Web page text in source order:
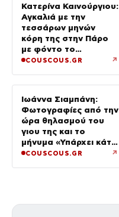
Κατερίνα Καινούργιου:
Αγκαλιά με την
τεσσάρων μηνών
κόρη της στην Πάρο
με φόντο το
ηλιοβασίλεμα
COUSCOUS.GR ↗
Ιωάννα Σιαμπάνη:
Φωτογραφίες από την
ώρα θηλασμού του
γιου της και το
μήνυμα «Υπάρχει κάτι
μαγικό σε αυτές τις
COUSCOUS.GR ↗